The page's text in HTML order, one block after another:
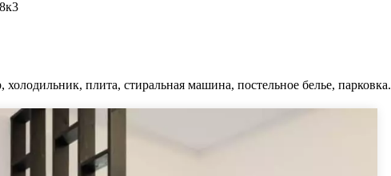
плита, стиральная машина, постельное белье, парковка.